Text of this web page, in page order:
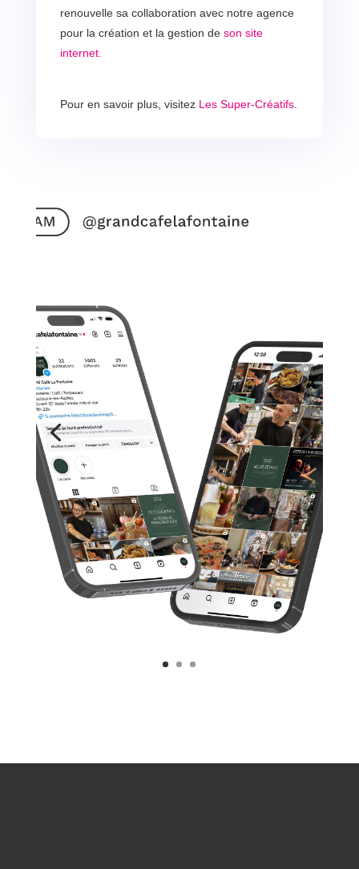
renouvelle sa collaboration avec notre agence
pour la création et la gestion de son site
internet.
Pour en savoir plus, visitez Les Super-Créatifs.